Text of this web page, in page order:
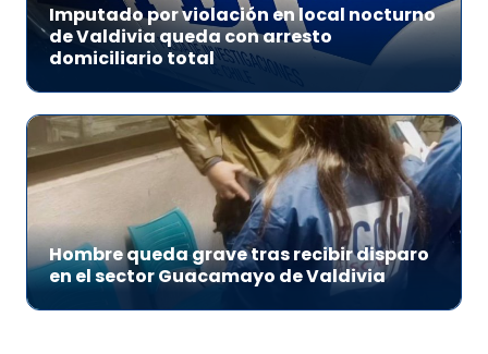
Imputado por violación en local nocturno
de Valdivia queda con arresto
domiciliario total
Hombre queda grave tras recibir disparo
en el sector Guacamayo de Valdivia